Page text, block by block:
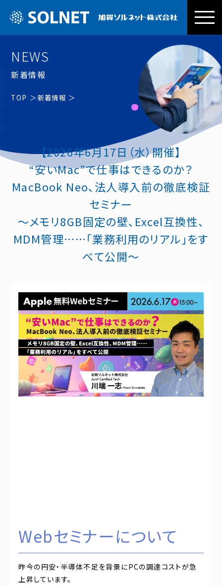
NEWS
新着情報
TOP 新着情報
【2026年6月17日（水）開催】
“安いMac”で仕事はできるのか？
MacBook Neo、法人導入前の徹底検証
セミナー
〜メモリ8GB固定の壁、Excel互換性、
MDM管理……「業務利用のリアル」をす
べて公開〜
Webセミナーについて
昨今の円安・半導体不足を背景にPCの調達コストが急
上昇しています。